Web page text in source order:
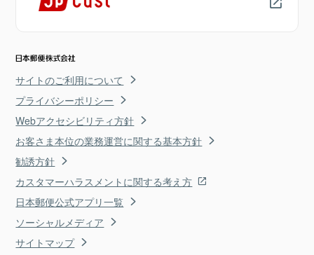
サイトのご利用について
プライバシーポリシー
Webアクセシビリティ方針
お客さま本位の業務運営に関する基本方針
勧誘方針
カスタマーハラスメントに関する考え方
日本郵便公式アプリ一覧
ソーシャルメディア
サイトマップ